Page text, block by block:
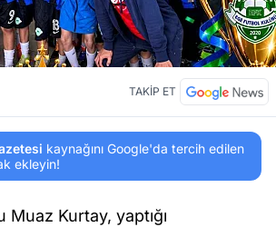
TAKİP ET
kaynağını Google'da tercih edilen
ekleyin!
Kurtay, yaptığı